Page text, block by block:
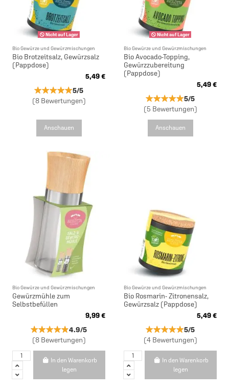
Nicht auf Lager
Bio Gewürze und Gewürzmischungen
Bio Brotzeitsalz, Gewürzsalz
(Pappdose)
5,49 €
★★★★★
★★★★★5/5
(8 Bewertungen)
Anschauen
Nicht auf Lager
Bio Gewürze und Gewürzmischungen
Bio Avocado-Topping,
Gewürzzubereitung
(Pappdose)
5,49 €
★★★★★
★★★★★5/5
(5 Bewertungen)
Anschauen
Bio Gewürze und Gewürzmischungen
Gewürzmühle zum
Selbstbefüllen
9,99 €
★★★★★
★★★★★4.9/5
(8 Bewertungen)
In den Warenkorb
legen
Bio Gewürze und Gewürzmischungen
Bio Rosmarin- Zitronensalz,
Gewürzsalz (Pappdose)
5,49 €
★★★★★
★★★★★5/5
(4 Bewertungen)
In den Warenkorb
legen